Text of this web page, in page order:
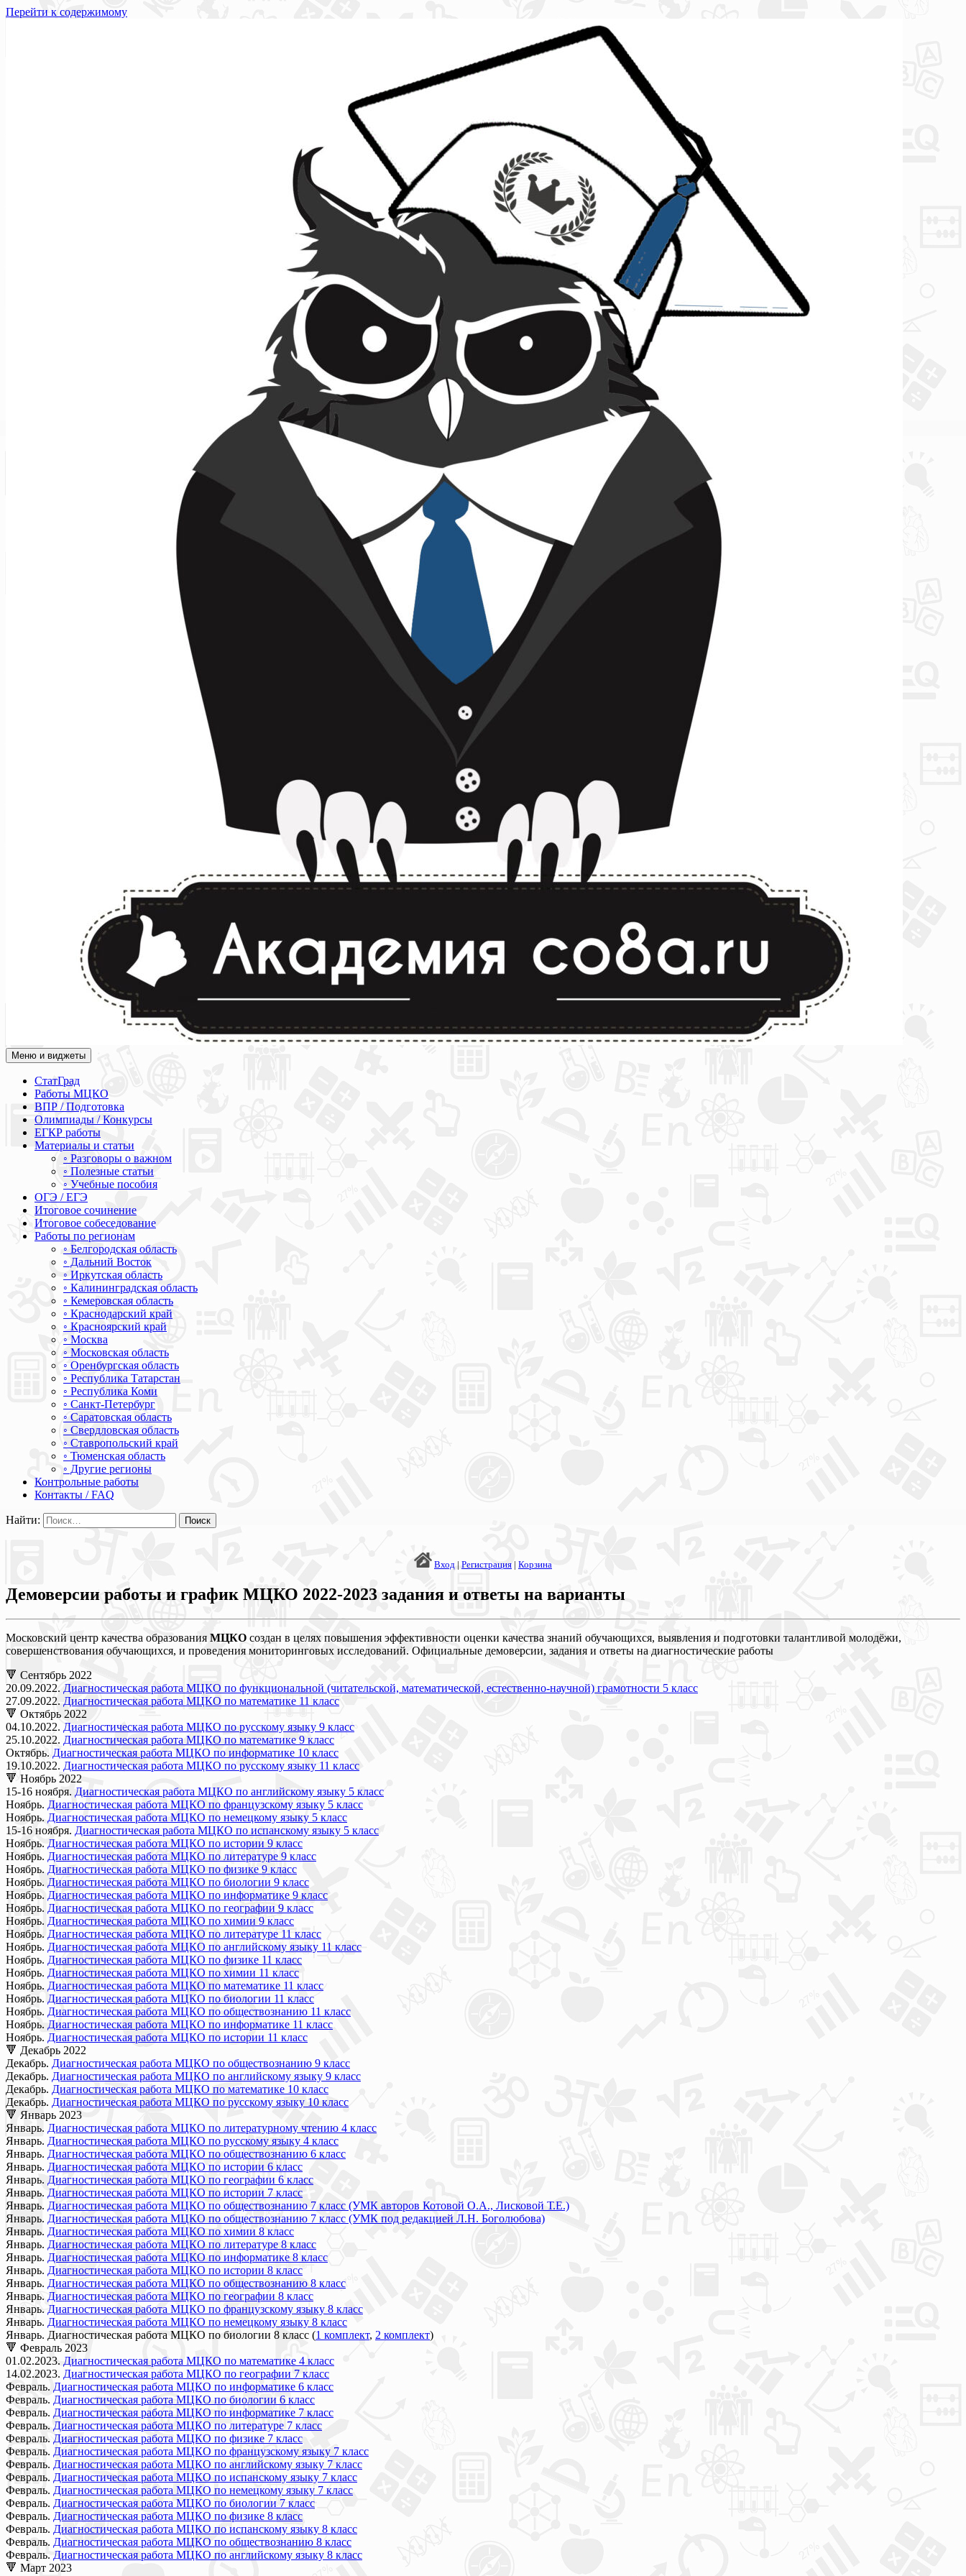
Перейти к содержимому
Академия СОВА
Подготовка к ЕГЭ, ОГЭ, ВПР, МЦКО, СтатГрад, КДР, ВОШ, олимпиады и конкурсы
Меню и виджеты
СтатГрад
Работы МЦКО
ВПР / Подготовка
Олимпиады / Конкурсы
ЕГКР работы
Материалы и статьи
◦ Разговоры о важном
◦ Полезные статьи
◦ Учебные пособия
ОГЭ / ЕГЭ
Итоговое сочинение
Итоговое собеседование
Работы по регионам
◦ Белгородская область
◦ Дальний Восток
◦ Иркутская область
◦ Калининградская область
◦ Кемеровская область
◦ Краснодарский край
◦ Красноярский край
◦ Москва
◦ Московская область
◦ Оренбургская область
◦ Республика Татарстан
◦ Республика Коми
◦ Санкт-Петербург
◦ Саратовская область
◦ Свердловская область
◦ Ставропольский край
◦ Тюменская область
◦ Другие регионы
Контрольные работы
Контакты / FAQ
Найти:
Вход | Регистрация | Корзина
Демоверсии работы и график МЦКО 2022-2023 задания и ответы на варианты
Московский центр качества образования МЦКО создан в целях повышения эффективности оценки качества знаний обучающихся, выявления и подготовки талантливой молодёжи,
совершенствования обучающихся, и проведения мониторинговых исследований. Официальные демоверсии, задания и ответы на диагностические работы
🔻 Сентябрь 2022
20.09.2022. Диагностическая работа МЦКО по функциональной (читательской, математической, естественно-научной) грамотности 5 класс
27.09.2022. Диагностическая работа МЦКО по математике 11 класс
🔻 Октябрь 2022
04.10.2022. Диагностическая работа МЦКО по русскому языку 9 класс
25.10.2022. Диагностическая работа МЦКО по математике 9 класс
Октябрь. Диагностическая работа МЦКО по информатике 10 класс
19.10.2022. Диагностическая работа МЦКО по русскому языку 11 класс
🔻 Ноябрь 2022
15-16 ноября. Диагностическая работа МЦКО по английскому языку 5 класс
Ноябрь. Диагностическая работа МЦКО по французскому языку 5 класс
Ноябрь. Диагностическая работа МЦКО по немецкому языку 5 класс
15-16 ноября. Диагностическая работа МЦКО по испанскому языку 5 класс
Ноябрь. Диагностическая работа МЦКО по истории 9 класс
Ноябрь. Диагностическая работа МЦКО по литературе 9 класс
Ноябрь. Диагностическая работа МЦКО по физике 9 класс
Ноябрь. Диагностическая работа МЦКО по биологии 9 класс
Ноябрь. Диагностическая работа МЦКО по информатике 9 класс
Ноябрь. Диагностическая работа МЦКО по географии 9 класс
Ноябрь. Диагностическая работа МЦКО по химии 9 класс
Ноябрь. Диагностическая работа МЦКО по литературе 11 класс
Ноябрь. Диагностическая работа МЦКО по английскому языку 11 класс
Ноябрь. Диагностическая работа МЦКО по физике 11 класс
Ноябрь. Диагностическая работа МЦКО по химии 11 класс
Ноябрь. Диагностическая работа МЦКО по математике 11 класс
Ноябрь. Диагностическая работа МЦКО по биологии 11 класс
Ноябрь. Диагностическая работа МЦКО по обществознанию 11 класс
Ноябрь. Диагностическая работа МЦКО по информатике 11 класс
Ноябрь. Диагностическая работа МЦКО по истории 11 класс
🔻 Декабрь 2022
Декабрь. Диагностическая работа МЦКО по обществознанию 9 класс
Декабрь. Диагностическая работа МЦКО по английскому языку 9 класс
Декабрь. Диагностическая работа МЦКО по математике 10 класс
Декабрь. Диагностическая работа МЦКО по русскому языку 10 класс
🔻 Январь 2023
Январь. Диагностическая работа МЦКО по литературному чтению 4 класс
Январь. Диагностическая работа МЦКО по русскому языку 4 класс
Январь. Диагностическая работа МЦКО по обществознанию 6 класс
Январь. Диагностическая работа МЦКО по истории 6 класс
Январь. Диагностическая работа МЦКО по географии 6 класс
Январь. Диагностическая работа МЦКО по истории 7 класс
Январь. Диагностическая работа МЦКО по обществознанию 7 класс (УМК авторов Котовой О.А., Лисковой Т.Е.)
Январь. Диагностическая работа МЦКО по обществознанию 7 класс (УМК под редакцией Л.Н. Боголюбова)
Январь. Диагностическая работа МЦКО по химии 8 класс
Январь. Диагностическая работа МЦКО по литературе 8 класс
Январь. Диагностическая работа МЦКО по информатике 8 класс
Январь. Диагностическая работа МЦКО по истории 8 класс
Январь. Диагностическая работа МЦКО по обществознанию 8 класс
Январь. Диагностическая работа МЦКО по географии 8 класс
Январь. Диагностическая работа МЦКО по французскому языку 8 класс
Январь. Диагностическая работа МЦКО по немецкому языку 8 класс
Январь. Диагностическая работа МЦКО по биологии 8 класс (1 комплект, 2 комплект)
🔻 Февраль 2023
01.02.2023. Диагностическая работа МЦКО по математике 4 класс
14.02.2023. Диагностическая работа МЦКО по географии 7 класс
Февраль. Диагностическая работа МЦКО по информатике 6 класс
Февраль. Диагностическая работа МЦКО по биологии 6 класс
Февраль. Диагностическая работа МЦКО по информатике 7 класс
Февраль. Диагностическая работа МЦКО по литературе 7 класс
Февраль. Диагностическая работа МЦКО по физике 7 класс
Февраль. Диагностическая работа МЦКО по французскому языку 7 класс
Февраль. Диагностическая работа МЦКО по английскому языку 7 класс
Февраль. Диагностическая работа МЦКО по испанскому языку 7 класс
Февраль. Диагностическая работа МЦКО по немецкому языку 7 класс
Февраль. Диагностическая работа МЦКО по биологии 7 класс
Февраль. Диагностическая работа МЦКО по физике 8 класс
Февраль. Диагностическая работа МЦКО по испанскому языку 8 класс
Февраль. Диагностическая работа МЦКО по обществознанию 8 класс
Февраль. Диагностическая работа МЦКО по английскому языку 8 класс
🔻 Март 2023